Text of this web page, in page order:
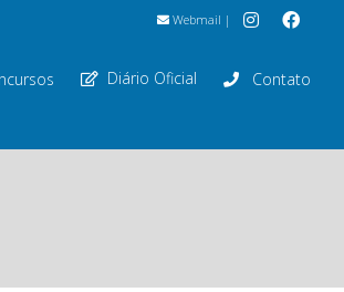
Webmail |
Diário Oficial Contato